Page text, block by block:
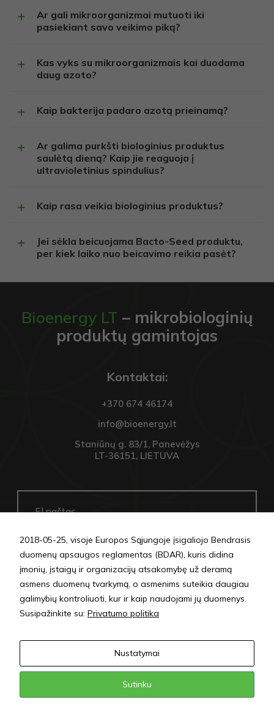
Ar gali mikroorganizmai mutuoti iki
pasiekiant savo veikimo piką?
Kas vyks su mikroorganizmais kai duodama
daug azoto?
Kaip bakterija padaro azotą prieinamą?
Ar galima purkšti biologinius produktus
saulėtą dieną? Kaip jie reaguoja į
ultravioletinius spindulius?
Kaip rasa veikia biologinius produktus?
Jei sėkla beicuojama Bacto-Seed produktu,
per kiek laiko nuo beicavimo reikia pasėt?
Bioenergy LT – mikrobiologinių
produktų gamintojas
Kontaktai:
+370 674 46174
info@bioenergy.lt
Staniūnų g. 83/1, Panevėžys
LT-36151, LIETUVA
SIŲSTI
Privatumo politika
2018-05-25, visoje Europos Sąjungoje įsigaliojo Bendrasis
duomenų apsaugos reglamentas (BDAR), kuris didina
įmonių, įstaigų ir organizacijų atsakomybę už deramą
asmens duomenų tvarkymą, o asmenims suteikia daugiau
galimybių kontroliuoti, kur ir kaip naudojami jų duomenys.
Susipažinkite su: Privatumo politika
Nustatymai
Sutinku
slapukai
reikalingi,
veiktų.
pagerinti
svetainės
funkcionalumą
ir struktūrą,
svetainė
Vartojo
patirties
Kad mūsų
svetainė
kuo geriau.
atsisakysite
kai kurios
išnyks
svetainėje.